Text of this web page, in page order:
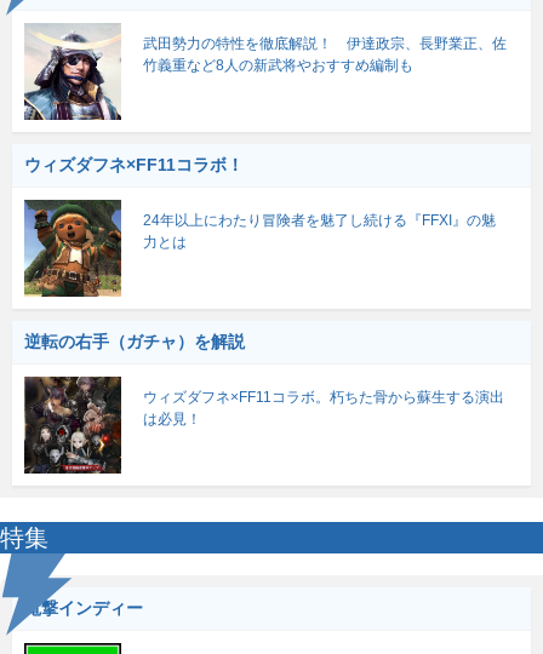
武田勢力の特性を徹底解説！ 伊達政宗、長野業正、佐
竹義重など8人の新武将やおすすめ編制も
ウィズダフネ×FF11コラボ！
24年以上にわたり冒険者を魅了し続ける『FFXI』の魅
力とは
逆転の右手（ガチャ）を解説
ウィズダフネ×FF11コラボ。朽ちた骨から蘇生する演出
は必見！
特集
電撃インディー